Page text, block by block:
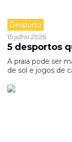
Desporto
15 julho 2026
5 desportos
A praia pode ser
de sol e jogos de